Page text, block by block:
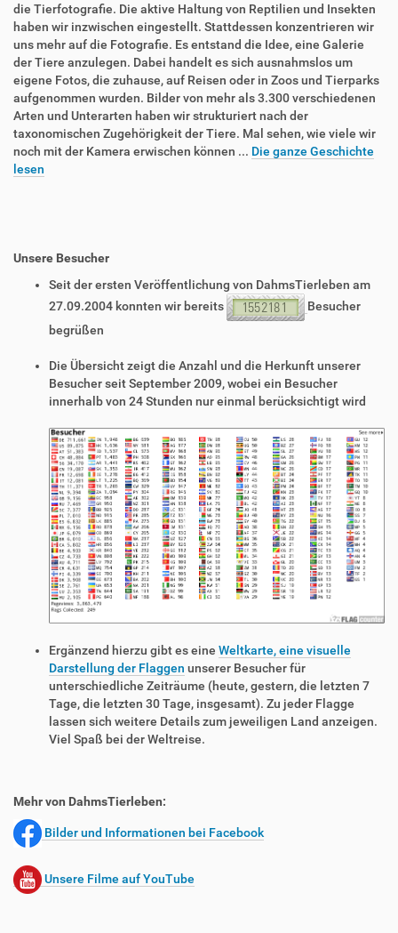
die Tierfotografie. Die aktive Haltung von Reptilien und Insekten
haben wir inzwischen eingestellt. Stattdessen konzentrieren wir
uns mehr auf die Fotografie. Es entstand die Idee, eine Galerie
der Tiere anzulegen. Dabei handelt es sich ausnahmslos um
eigene Fotos, die zuhause, auf Reisen oder in Zoos und Tierparks
aufgenommen wurden. Bilder von mehr als 3.300 verschiedenen
Arten und Unterarten haben wir strukturiert nach der
taxonomischen Zugehörigkeit der Tiere. Mal sehen, wie viele wir
noch mit der Kamera erwischen können ... Die ganze Geschichte
lesen
Unsere Besucher
Seit der ersten Veröffentlichung von DahmsTierleben am
27.09.2004 konnten wir bereits
Besucher
begrüßen
Die Übersicht zeigt die Anzahl und die Herkunft unserer
Besucher seit September 2009, wobei ein Besucher
innerhalb von 24 Stunden nur einmal berücksichtigt wird
Ergänzend hierzu gibt es eine Weltkarte, eine visuelle
Darstellung der Flaggen unserer Besucher für
unterschiedliche Zeiträume (heute, gestern, die letzten 7
Tage, die letzten 30 Tage, insgesamt). Zu jeder Flagge
lassen sich weitere Details zum jeweiligen Land anzeigen.
Viel Spaß bei der Weltreise.
Mehr von DahmsTierleben:
Bilder und Informationen bei Facebook
Unsere Filme auf YouTube